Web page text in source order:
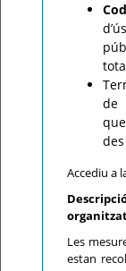
de
Accediu a
Les
estan